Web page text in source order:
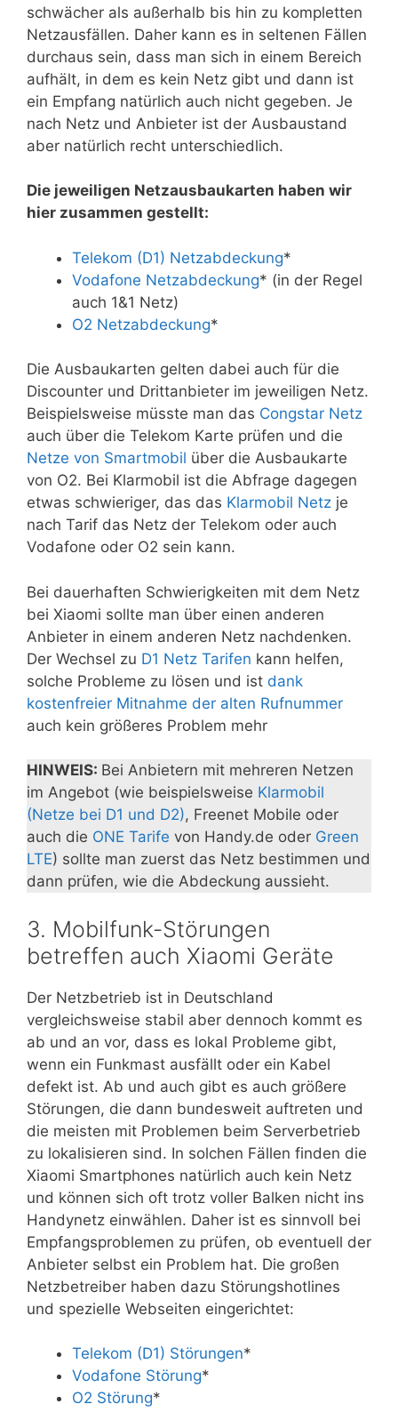
schwächer als außerhalb bis hin zu kompletten
Netzausfällen. Daher kann es in seltenen Fällen
durchaus sein, dass man sich in einem Bereich
aufhält, in dem es kein Netz gibt und dann ist
ein Empfang natürlich auch nicht gegeben. Je
nach Netz und Anbieter ist der Ausbaustand
aber natürlich recht unterschiedlich.
Die jeweiligen Netzausbaukarten haben wir
hier zusammen gestellt:
Telekom (D1) Netzabdeckung*
Vodafone Netzabdeckung* (in der Regel
auch 1&1 Netz)
O2 Netzabdeckung*
Die Ausbaukarten gelten dabei auch für die
Discounter und Drittanbieter im jeweiligen Netz.
Beispielsweise müsste man das Congstar Netz
auch über die Telekom Karte prüfen und die
Netze von Smartmobil über die Ausbaukarte
von O2. Bei Klarmobil ist die Abfrage dagegen
etwas schwieriger, das das Klarmobil Netz je
nach Tarif das Netz der Telekom oder auch
Vodafone oder O2 sein kann.
Bei dauerhaften Schwierigkeiten mit dem Netz
bei Xiaomi sollte man über einen anderen
Anbieter in einem anderen Netz nachdenken.
Der Wechsel zu D1 Netz Tarifen kann helfen,
solche Probleme zu lösen und ist dank
kostenfreier Mitnahme der alten Rufnummer
auch kein größeres Problem mehr
HINWEIS: Bei Anbietern mit mehreren Netzen
im Angebot (wie beispielsweise Klarmobil
(Netze bei D1 und D2), Freenet Mobile oder
auch die ONE Tarife von Handy.de oder Green
LTE) sollte man zuerst das Netz bestimmen und
dann prüfen, wie die Abdeckung aussieht.
3. Mobilfunk-Störungen
betreffen auch Xiaomi Geräte
Der Netzbetrieb ist in Deutschland
vergleichsweise stabil aber dennoch kommt es
ab und an vor, dass es lokal Probleme gibt,
wenn ein Funkmast ausfällt oder ein Kabel
defekt ist. Ab und auch gibt es auch größere
Störungen, die dann bundesweit auftreten und
die meisten mit Problemen beim Serverbetrieb
zu lokalisieren sind. In solchen Fällen finden die
Xiaomi Smartphones natürlich auch kein Netz
und können sich oft trotz voller Balken nicht ins
Handynetz einwählen. Daher ist es sinnvoll bei
Empfangsproblemen zu prüfen, ob eventuell der
Anbieter selbst ein Problem hat. Die großen
Netzbetreiber haben dazu Störungshotlines
und spezielle Webseiten eingerichtet:
Telekom (D1) Störungen*
Vodafone Störung*
O2 Störung*